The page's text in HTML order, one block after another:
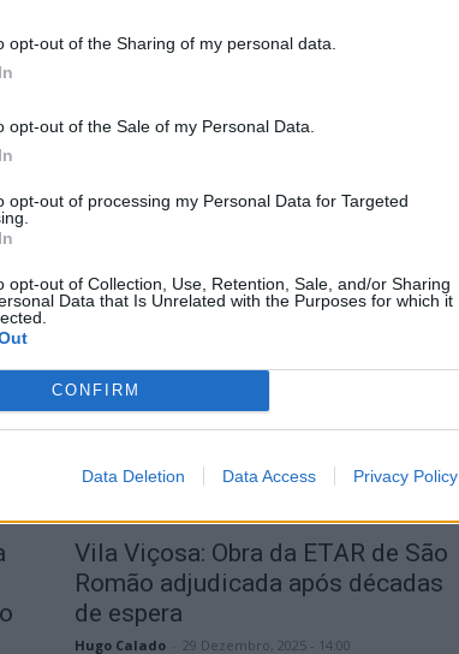
opt-out of the Sharing of my personal data.
opt-out of the Sale of my Personal Data.
opt-out of processing my Personal Data for Targeted
opt-out of Collection, Use, Retention, Sale, and/or Sharing
Data that Is Unrelated with the Purposes for which it
CONFIRM
Data Deletion Data Access Privacy Policy
Vila Viçosa: Obras da ETAR de São
Luís Diabão - 13 Março, 2026 - 18:26
Vila Viçosa: Obra da ETAR de São
Romão adjudicada após décadas
de espera
Hugo Calado 29 Dezembro, 2025 - 14:00